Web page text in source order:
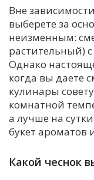
М
Н
Вне
выберете за
неизменным:
растительный)
Однако
когда вы даете
кулинары
комнатной
а лучше на
букет ароматов
Какой чеснок